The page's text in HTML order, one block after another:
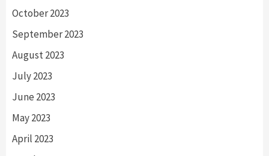
October 2023
September 2023
August 2023
July 2023
June 2023
May 2023
April 2023